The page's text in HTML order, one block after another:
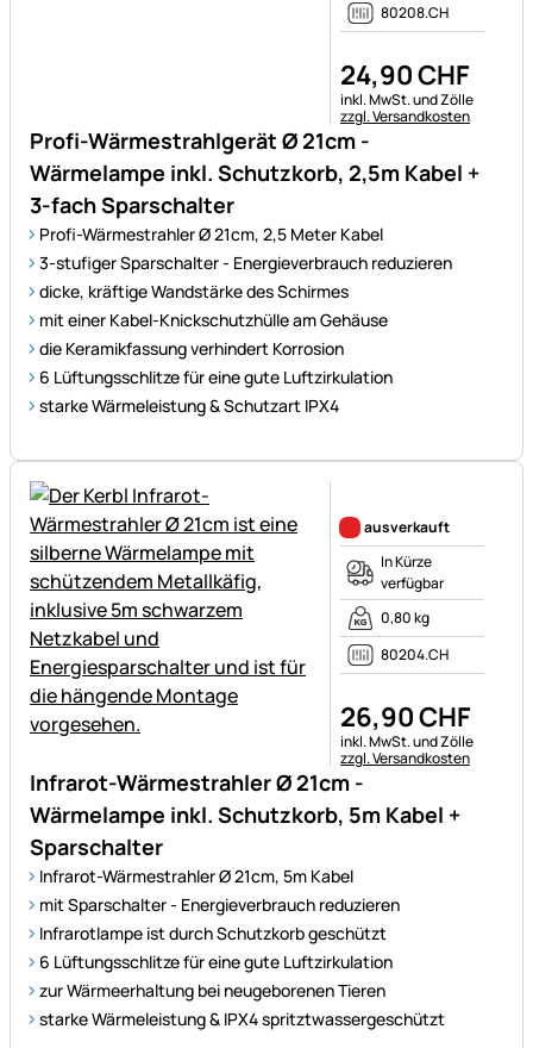
Profi-Wärmestrahlgerät Ø 21cm -
Wärmelampe inkl. Schutzkorb, 2,5m Kabel +
3-fach Sparschalter
Profi-Wärmestrahler Ø 21cm, 2,5 Meter Kabel
3-stufiger Sparschalter - Energieverbrauch reduzieren
dicke, kräftige Wandstärke des Schirmes
mit einer Kabel-Knickschutzhülle am Gehäuse
die Keramikfassung verhindert Korrosion
6 Lüftungsschlitze für eine gute Luftzirkulation
starke Wärmeleistung & Schutzart IPX4
80208.CH
24,90CHF
Steuerhinweis:
inkl. MwSt. und Zölle
zzgl. Versandkosten
Infrarot-Wärmestrahler Ø 21cm -
Wärmelampe inkl. Schutzkorb, 5m Kabel +
Sparschalter
Infrarot-Wärmestrahler Ø 21cm, 5m Kabel
mit Sparschalter - Energieverbrauch reduzieren
Infrarotlampe ist durch Schutzkorb geschützt
6 Lüftungsschlitze für eine gute Luftzirkulation
zur Wärmeerhaltung bei neugeborenen Tieren
starke Wärmeleistung & IPX4 spritztwassergeschützt
ausverkauft
In Kürze
verfügbar
0,80 kg
80204.CH
26,90CHF
Steuerhinweis:
inkl. MwSt. und Zölle
zzgl. Versandkosten